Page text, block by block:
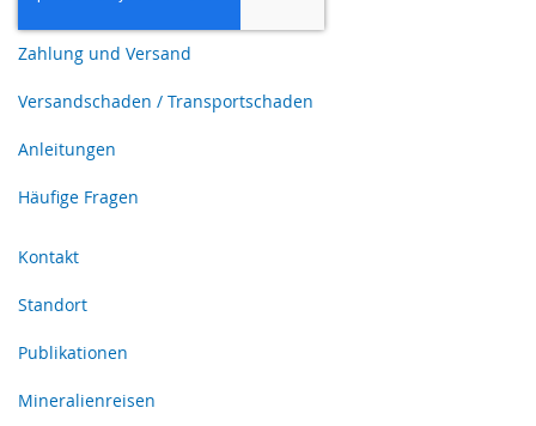
Zahlung und Versand
Versandschaden / Transportschaden
Anleitungen
Häufige Fragen
Kontakt
Standort
Publikationen
Mineralienreisen